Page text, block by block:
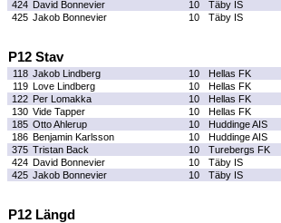
424 David Bonnevier 10 Täby IS
425 Jakob Bonnevier 10 Täby IS
P12 Stav
118 Jakob Lindberg 10
Hellas FK
119 Love Lindberg 10
Hellas FK
122 Per Lomakka 10
Hellas FK
130 Vide Tapper 10
Hellas FK
185 Otto Ahlerup 10
Huddinge AIS
186 Benjamin Karlsson 10 Huddinge AIS
375 Tristan Back 10 Turebergs FK
424 David Bonnevier 10
Täby IS
425 Jakob Bonnevier 10
Täby IS
P12 Längd